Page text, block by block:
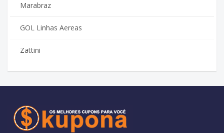
Marabraz
GOL Linhas Aereas
Zattini